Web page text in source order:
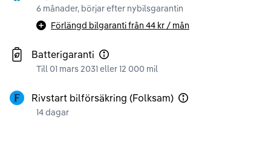
6 månader, börjar efter nybilsgarantin
Förlängd bilgaranti från 44 kr / mån
Batterigaranti
Till 01 mars 2031 eller 12 000 mil
Rivstart bilförsäkring (Folksam)
14 dagar